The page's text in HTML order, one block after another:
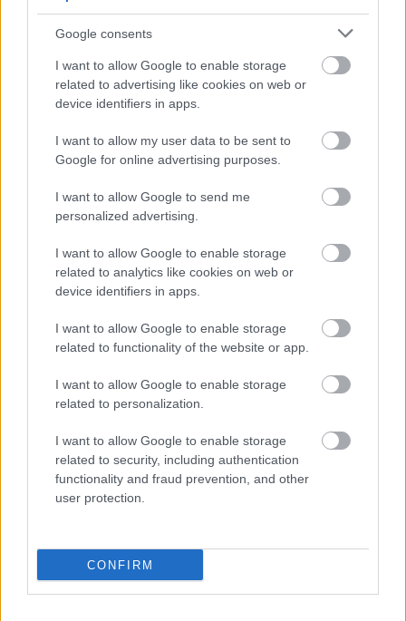
Google consents
I want to allow Google to enable storage
related to advertising like cookies on web or
device identifiers in apps.
I want to allow my user data to be sent to
Google for online advertising purposes.
I want to allow Google to send me
personalized advertising.
I want to allow Google to enable storage
related to analytics like cookies on web or
device identifiers in apps.
I want to allow Google to enable storage
related to functionality of the website or app.
I want to allow Google to enable storage
related to personalization.
I want to allow Google to enable storage
related to security, including authentication
functionality and fraud prevention, and other
user protection.
CONFIRM
autópálya útépítés M1-es autópálya Bicske
M1 bővítés: már zajlik a teljesen új Bicske Kelet
csomópont építése
Tizenegy meglévő csomópontot korszerűsít és négy új,
különszintű csomópontot hoz létre az MKIF az M1-es
Új gyalogosátkelők és jelzőlámpás
Másfélszeresére bővítik
Hódmezővásárhely jó hírű református
iskoláját
Flórián téri felüljárón
árnyékában?